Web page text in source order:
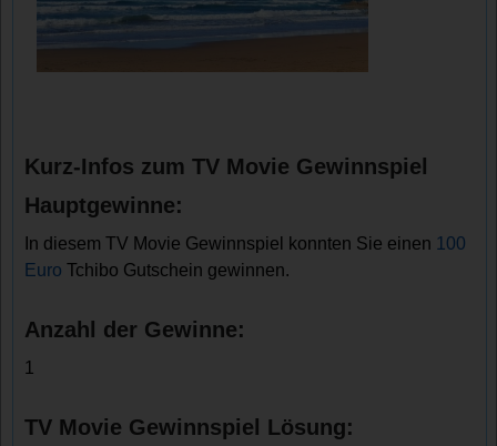
Kurz-Infos zum TV Movie Gewinnspiel
Hauptgewinne:
In diesem TV Movie Gewinnspiel konnten Sie einen 100
Euro Tchibo Gutschein gewinnen.
Anzahl der Gewinne:
1
TV Movie Gewinnspiel Lösung: